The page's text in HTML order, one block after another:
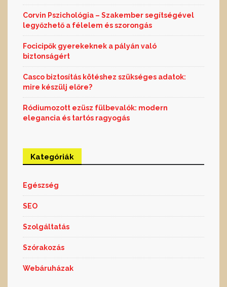
Corvin Pszichológia – Szakember segítségével
legyőzhető a félelem és szorongás
Focicipők gyerekeknek a pályán való
biztonságért
Casco biztosítás kötéshez szükséges adatok:
mire készülj előre?
Ródiumozott ezüsz fülbevalók: modern
elegancia és tartós ragyogás
Kategóriák
Egészség
SEO
Szolgáltatás
Szórakozás
Webáruházak